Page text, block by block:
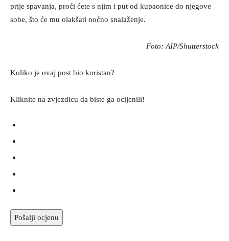
prije spavanja, proći ćete s njim i put od kupaonice do njegove
sobe, što će mu olakšati noćno snalaženje.
Foto: AIP/Shutterstock
Koliko je ovaj post bio koristan?
Kliknite na zvjezdicu da biste ga ocijenili!
Pošalji ocjenu